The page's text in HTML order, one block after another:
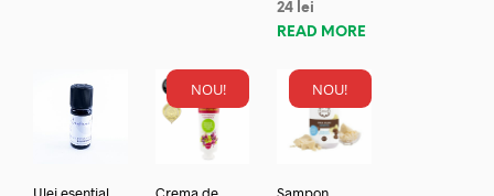
24 lei
READ MORE
Ulei esential
NOU!
Crema de
NOU!
Sampon